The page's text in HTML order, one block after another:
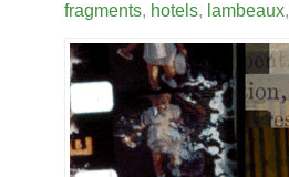
fragments, hotels, lambeaux,